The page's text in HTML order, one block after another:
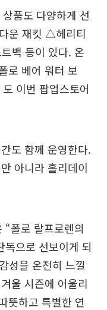
품도 다양하게 선
운 재킷 △헤리티
백 등이 있다. 온
로 베어 워터 보
도 이번 팝업스토어
도 함께 운영한다.
아니라 홀리데이
폴로 랄프로렌의
으로 선보이게 되
성을 온전히 느낄
울 시즌에 어울리
뜻하고 특별한 연